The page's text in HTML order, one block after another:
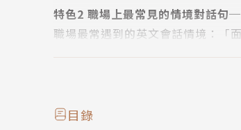
特色2 職場上最常見的情境對話句
職場最常遇到的英文會話情境：「
特色3 用Email討價還價、催進度
想到用英文回信就頭痛嗎？該如何
目錄